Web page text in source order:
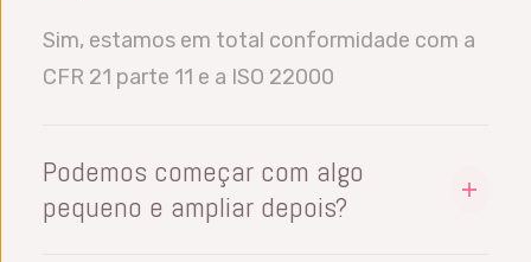
Sim, estamos em total conformidade com a
CFR 21 parte 11 e a ISO 22000
Podemos começar com algo
pequeno e ampliar depois?